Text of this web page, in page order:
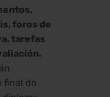
foros de
tarefas
final do